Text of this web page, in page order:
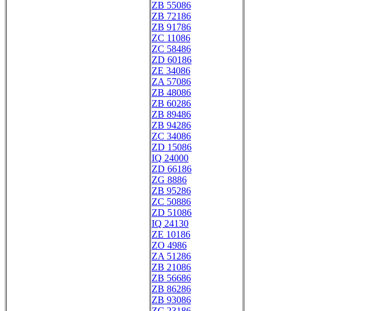
ZB 55086
ZB 72186
ZB 91786
ZC 11086
ZC 58486
ZD 60186
ZE 34086
ZA 57086
ZB 48086
ZB 60286
ZB 89486
ZB 94286
ZC 34086
ZD 15086
IQ 24000
ZD 66186
ZG 8886
ZB 95286
ZC 50886
ZD 51086
IQ 24130
ZE 10186
ZO 4986
ZA 51286
ZB 21086
ZB 56686
ZB 86286
ZB 93086